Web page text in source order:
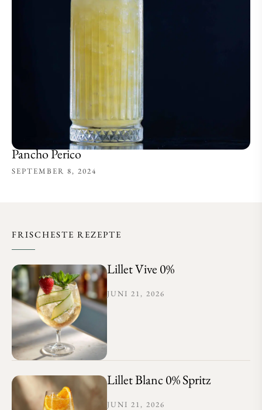
Pancho Perico
SEPTEMBER 8, 2024
FRISCHESTE REZEPTE
Lillet Vive 0%
JUNI 21, 2026
Lillet Blanc 0% Spritz
JUNI 21, 2026